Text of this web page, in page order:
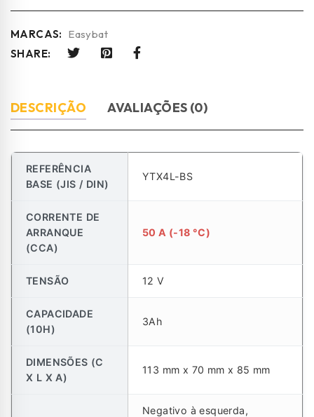
MARCAS: Easybat
SHARE:
DESCRIÇÃO AVALIAÇÕES (0)
REFERÊNCIA
BASE (JIS / DIN)
YTX4L-BS
CORRENTE DE
ARRANQUE
(CCA)
50 A (-18 °C)
TENSÃO 12 V
CAPACIDADE
(10H)
3Ah
DIMENSÕES (C
X L X A)
113 mm x 70 mm x 85 mm
Negativo à esquerda,